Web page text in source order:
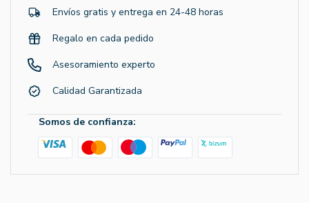
Envíos gratis y entrega en 24-48 horas
Regalo en cada pedido
Asesoramiento experto
Calidad Garantizada
Somos de confianza: